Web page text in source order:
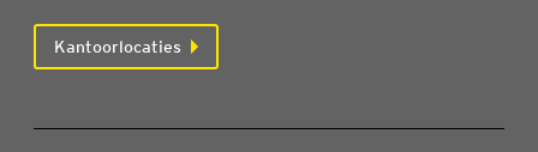
Kantoorlocaties